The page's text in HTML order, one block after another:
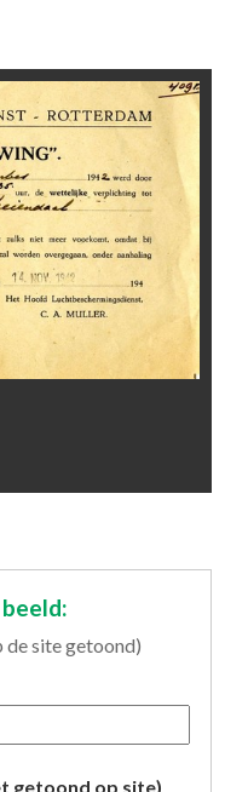
site getoond)
getoond op site)